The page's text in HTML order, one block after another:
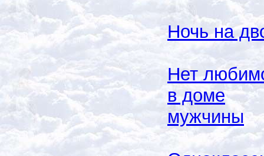
Ночь на
Нет
в доме
мужчины